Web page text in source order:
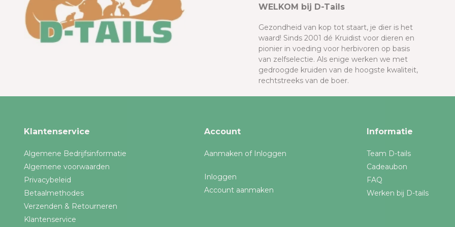
Merken
Alle merken
Rabbitat
WELKOM bij D-Tails
Gezondheid van kop tot staart, je dier is het
waard! Sinds 2001 dé Kruidist voor dieren en
pionier in voeding voor herbivoren op basis
van zelfselectie. Als enige werken we met
gedroogde kruiden van de hoogste kwaliteit,
rechtstreeks van de boer.
Klantenservice
Algemene Bedrijfsinformatie
Algemene voorwaarden
Privacybeleid
Betaalmethodes
Verzenden & Retourneren
Klantenservice
Account
Aanmaken of Inloggen
Inloggen
Account aanmaken
Informatie
Team D-tails
Cadeaubon
FAQ
Werken bij D-tails